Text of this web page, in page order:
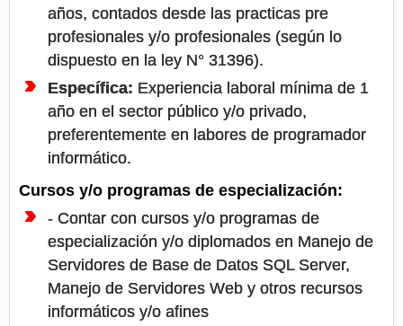
años, contados desde las practicas pre
profesionales y/o profesionales (según lo
dispuesto en la ley N° 31396).
Específica: Experiencia laboral mínima de 1
año en el sector público y/o privado,
preferentemente en labores de programador
informático.
Cursos y/o programas de especialización:
- Contar con cursos y/o programas de
especialización y/o diplomados en Manejo de
Servidores de Base de Datos SQL Server,
Manejo de Servidores Web y otros recursos
informáticos y/o afines